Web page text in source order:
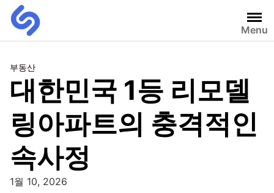
Menu
부동산
대한민국 1등 리모델
링아파트의 충격적인
속사정
1월 10, 2026